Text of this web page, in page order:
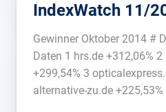
IndexWatch 11/
Gewinner Oktober 2014 #
Daten 1 hrs.de +312,06%
+299,54% 3
alternative-zu.de